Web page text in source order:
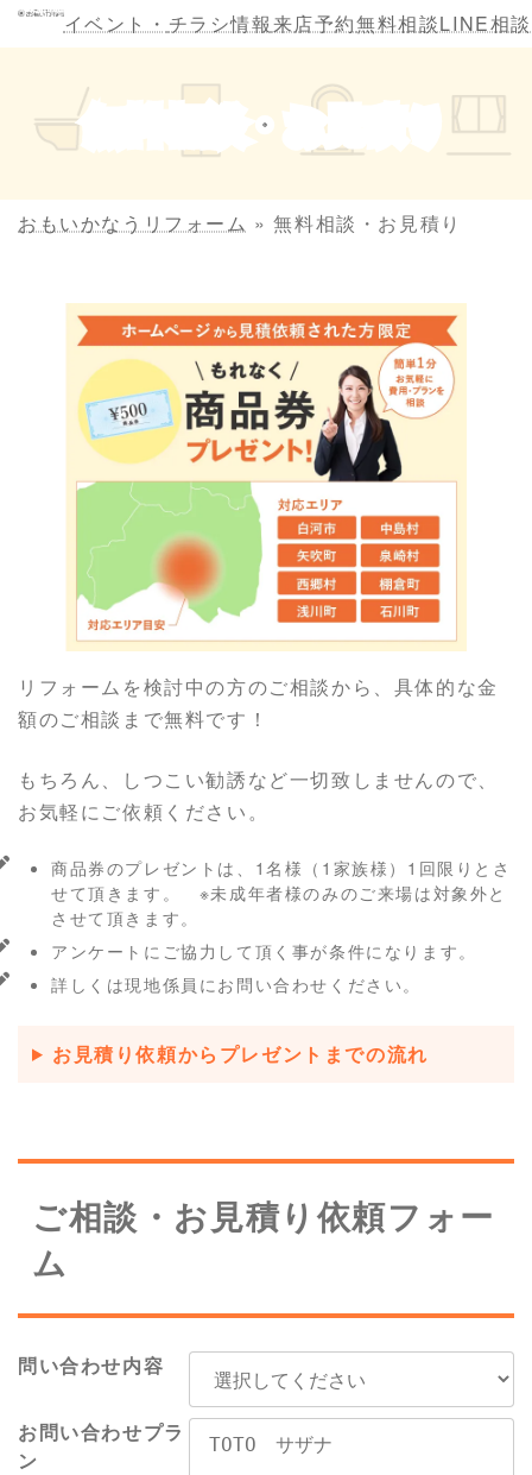
コ
ン
ッ
ナ
ビ
移
イベント・ チラシ情報来店予約無料相談LINE相談
無料相談・お見積り
おもいかなうリフォーム »無料相談・お見積り
リフォームを検討中の方のご相談から、具体的な金
額のご相談まで無料です！
もちろん、しつこい勧誘など一切致しませんので、
お気軽にご依頼ください。
商品券のプレゼントは、1名様（1家族様）1回限りとさ
せて頂きます。 ※未成年者様のみのご来場は対象外と
させて頂きます。
アンケートにご協力して頂く事が条件になります。
詳しくは現地係員にお問い合わせください。
お見積り依頼からプレゼントまでの流れ
ご相談・お見積り依頼フォー
ム
問い合わせ内容
お問い合わせプラ
ン